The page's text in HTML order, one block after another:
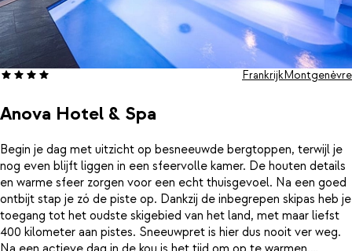
Anova Hotel & Spa
FrankrijkMontgenèvre
Begin je dag met uitzicht op besneeuwde bergtoppen, terwijl je
nog even blijft liggen in een sfeervolle kamer. De houten details
en warme sfeer zorgen voor een echt thuisgevoel. Na een goed
ontbijt stap je zó de piste op. Dankzij de inbegrepen skipas heb je
toegang tot het oudste skigebied van het land, met maar liefst
400 kilometer aan pistes. Sneeuwpret is hier dus nooit ver weg.